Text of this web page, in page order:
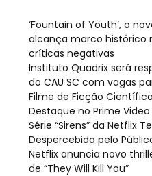
‘Fountain of Youth’, o
alcança marco histórico
críticas negativas
Instituto Quadrix será
do CAU SC com vagas
Filme de Ficção
Destaque no Prime
Série “Sirens” da Netflix
Despercebida pelo
Netflix anuncia novo
de “They Will Kill You”